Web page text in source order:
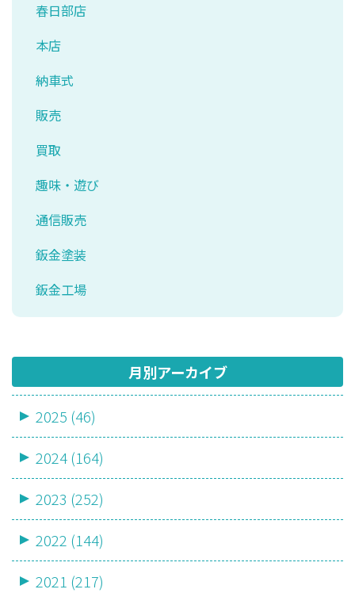
春日部店
本店
納車式
販売
買取
趣味・遊び
通信販売
鈑金塗装
鈑金工場
月別アーカイブ
2025 (46)
2024 (164)
2023 (252)
2022 (144)
2021 (217)